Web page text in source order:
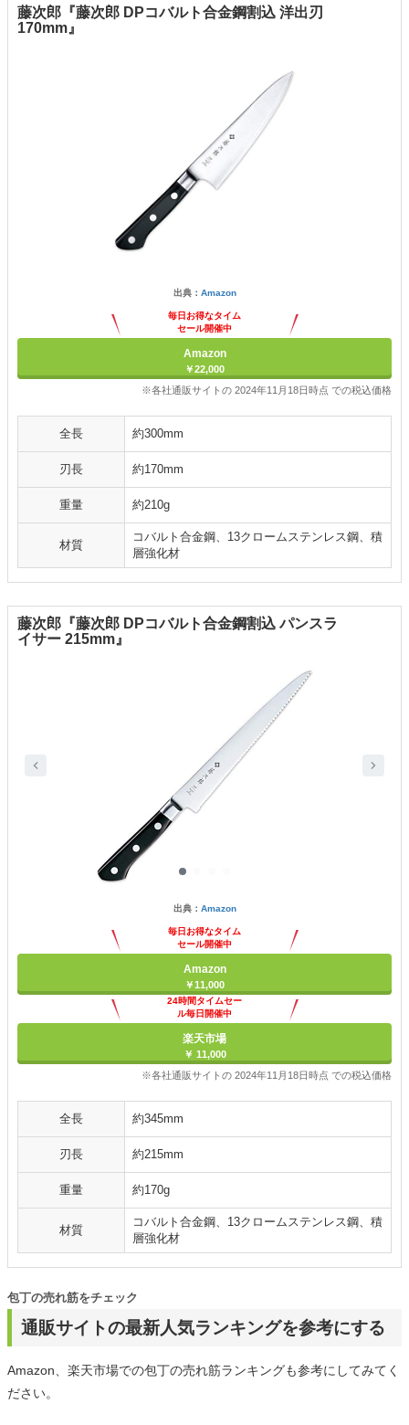
藤次郎『藤次郎 DPコバルト合金鋼割込 洋出刃
170mm』
出典： Amazon
毎日お得なタイム
セール開催中
Amazon
￥22,000
※各社通販サイトの 2024年11月18日時点 での税込価格
全長 約300mm
刃長 約170mm
重量 約210g
材質
コバルト合金鋼、13クロームステンレス鋼、積
層強化材
藤次郎『藤次郎 DPコバルト合金鋼割込 パンスラ
イサー 215mm』
出典： Amazon
毎日お得なタイム
セール開催中
Amazon
￥11,000
24時間タイムセー
ル毎日開催中
楽天市場
￥ 11,000
※各社通販サイトの 2024年11月18日時点 での税込価格
全長 約345mm
刃長 約215mm
重量 約170g
材質
コバルト合金鋼、13クロームステンレス鋼、積
層強化材
通販サイトの最新人気ランキングを参考にする
包丁の売れ筋をチェック
Amazon、楽天市場での包丁の売れ筋ランキングも参考にしてみてく
ださい。